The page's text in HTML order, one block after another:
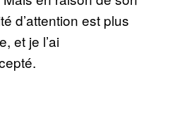
d’attention est plus
et je l’ai